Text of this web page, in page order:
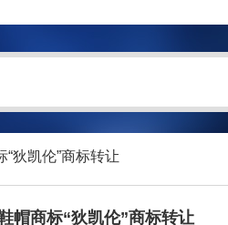
狄凯伦”商标转让
帽商标“狄凯伦”商标转让